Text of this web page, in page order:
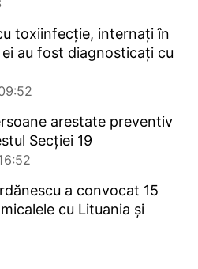
toxiinfecţie, internaţi în
au fost diagnosticaţi cu
arestate preventiv
Secției 19
a convocat 15
cu Lituania și